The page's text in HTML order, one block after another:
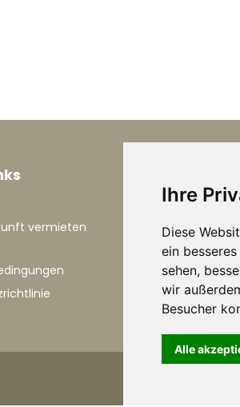
Ihre
Diese
ein
sehen,
wir
Besucher
Alle
vermieten
Über die
Urlaub in
Mit dem
Mit dem